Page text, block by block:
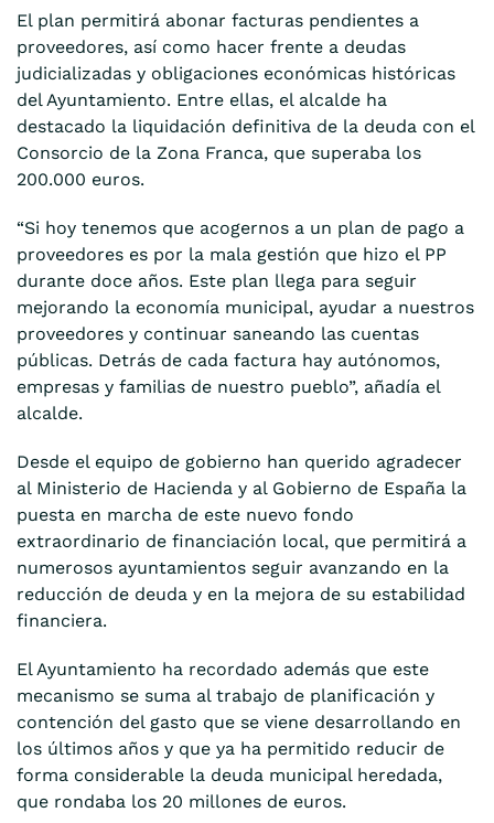
El plan permitirá abonar facturas pendientes a
proveedores, así como hacer frente a deudas
judicializadas y obligaciones económicas históricas
del Ayuntamiento. Entre ellas, el alcalde ha
destacado la liquidación definitiva de la deuda con el
Consorcio de la Zona Franca, que superaba los
200.000 euros.
“Si hoy tenemos que acogernos a un plan de pago a
proveedores es por la mala gestión que hizo el PP
durante doce años. Este plan llega para seguir
mejorando la economía municipal, ayudar a nuestros
proveedores y continuar saneando las cuentas
públicas. Detrás de cada factura hay autónomos,
empresas y familias de nuestro pueblo”, añadía el
alcalde.
Desde el equipo de gobierno han querido agradecer
al Ministerio de Hacienda y al Gobierno de España la
puesta en marcha de este nuevo fondo
extraordinario de financiación local, que permitirá a
numerosos ayuntamientos seguir avanzando en la
reducción de deuda y en la mejora de su estabilidad
financiera.
El Ayuntamiento ha recordado además que este
mecanismo se suma al trabajo de planificación y
contención del gasto que se viene desarrollando en
los últimos años y que ya ha permitido reducir de
forma considerable la deuda municipal heredada,
que rondaba los 20 millones de euros.